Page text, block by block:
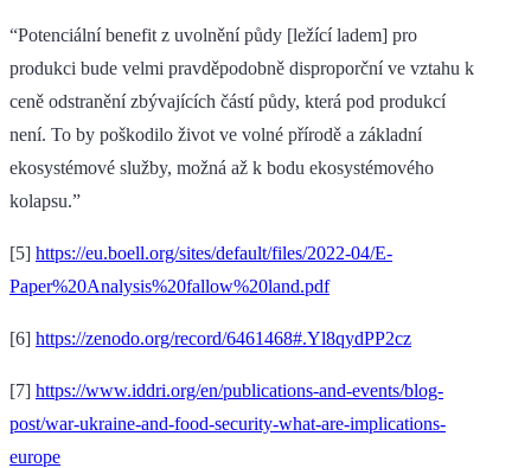
“Potenciální benefit z uvolnění půdy [ležící ladem] pro
produkci bude velmi pravděpodobně disproporční ve vztahu k
ceně odstranění zbývajících částí půdy, která pod produkcí
není. To by poškodilo život ve volné přírodě a základní
ekosystémové služby, možná až k bodu ekosystémového
kolapsu.”
[5] https://eu.boell.org/sites/default/files/2022-04/E-
Paper%20Analysis%20fallow%20land.pdf
[6] https://zenodo.org/record/6461468#.Yl8qydPP2cz
[7] https://www.iddri.org/en/publications-and-events/blog-
post/war-ukraine-and-food-security-what-are-implications-
europe